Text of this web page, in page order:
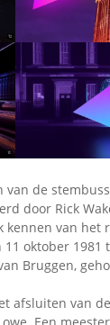
de
door Rick
van
oktober
Bruggen,
afsluiten van